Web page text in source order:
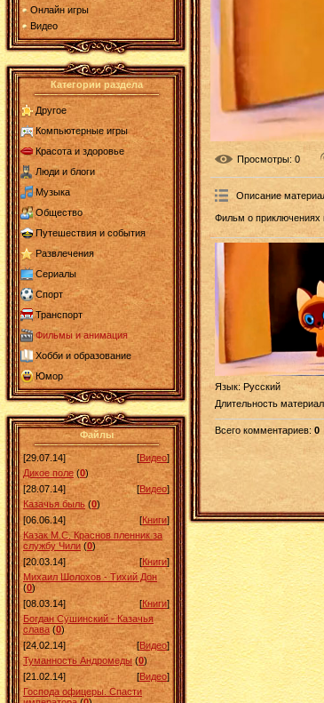
Онлайн игры
Видео
Категории раздела
Другое
Компьютерные игры
Красота и здоровье
Люди и блоги
Музыка
Общество
Путешествия и события
Развлечения
Сериалы
Спорт
Транспорт
Фильмы и анимация
Хобби и образование
Юмор
Файлы
[29.07.14] [Видео]
Дикое поле (0)
[28.07.14]
[Видео]
Казачья быль (0)
[06.06.14]
[Книги]
Казак М.С. Краснов пленник за
службу Чили (0)
[20.03.14]
[Книги]
Михаил Шолохов - Тихий Дон
(0)
[08.03.14]
[Книги]
Богдан Сушинский - Казачья
слава (0)
[24.02.14]
[Видео]
Туманность Андромеды (0)
[21.02.14]
[Видео]
Господа офицеры. Спасти
Просмотры: 0
Описание
Фильм о приключениях
Язык: Русский
Длительность
Всего комментариев: 0